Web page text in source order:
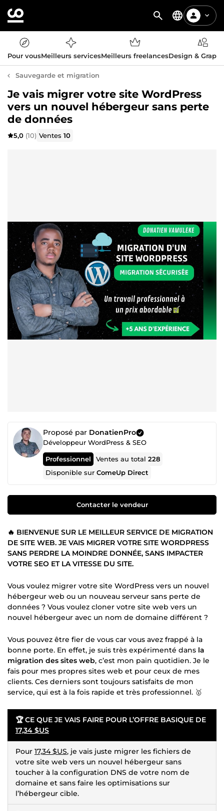
Pour vousMeilleurs servicesMeilleurs freelancesDesign &
Sauvegarde et migration
Je vais migrer votre site WordPress
vers un nouvel hébergeur sans perte
de données
5,0 (10) Ventes10
Proposé par DonatienPro
Développeur WordPress & SEO
Professionnel Ventes au total228
Disponible surComeUp Direct
Contacter le vendeur
🔥 BIENVENUE SUR LE MEILLEUR SERVICE DE MIGRATION
DE SITE WEB. JE VAIS MIGRER VOTRE SITE WORDPRESS
SANS PERDRE LA MOINDRE DONNÉE, SANS IMPACTER
VOTRE SEO ET LA VITESSE DU SITE.
Vous voulez migrer votre site WordPress vers un nouvel
hébergeur web ou un nouveau serveur sans perte de
données ? Vous voulez cloner votre site web vers un
nouvel hébergeur avec un nom de domaine différent ?
Vous pouvez être fier de vous car vous avez frappé à la
bonne porte. En effet, je suis très expérimenté dans la
migration des sites web, c’est mon pain quotidien. Je le
fais pour mes propres sites web et pour ceux de mes
clients. Ces derniers sont toujours satisfaits de mon
service, qui est à la fois rapide et très professionnel. 🥇
🏆 CE QUE JE VAIS FAIRE POUR L’OFFRE BASIQUE DE
17,34 $US
Pour 17,34 $US, je vais juste migrer les fichiers de
votre site web vers un nouvel hébergeur sans
toucher à la configuration DNS de votre nom de
domaine et sans faire les optimisations sur
l’hébergeur cible.